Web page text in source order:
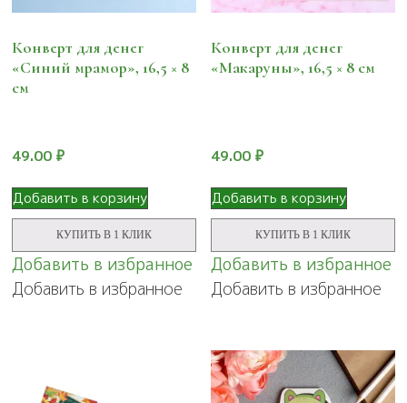
Конверт для денег
«Синий мрамор», 16,5 × 8
см
49.00 ₽
Добавить в корзину
КУПИТЬ В 1 КЛИК
Добавить в избранное
Добавить в избранное
Конверт для денег
«Макаруны», 16,5 × 8 см
49.00₽
Добавить в корзину
КУПИТЬ В 1 КЛИК
Добавить в избранное
Добавить в избранное